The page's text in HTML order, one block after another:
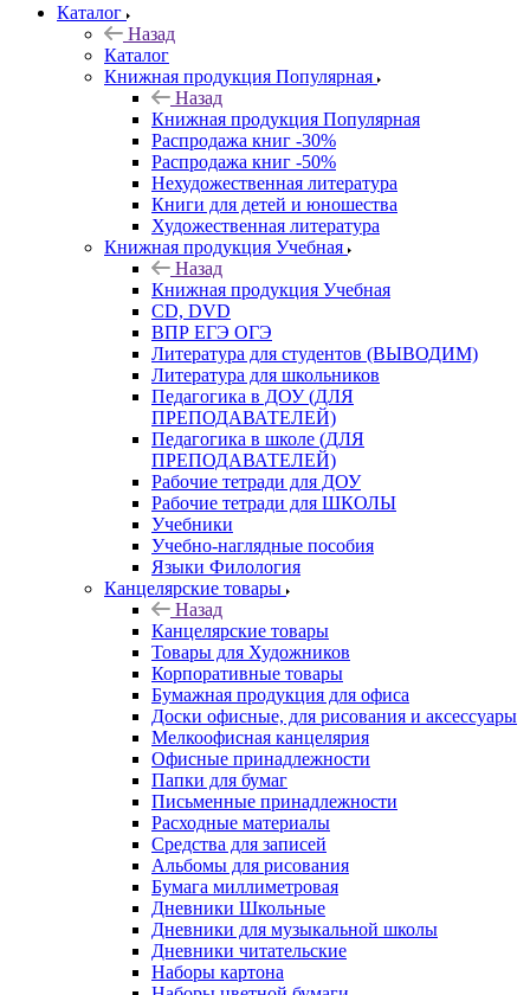
Каталог
Назад
Каталог
Книжная продукция Популярная
Назад
Книжная продукция Популярная
Распродажа книг -30%
Распродажа книг -50%
Нехудожественная литература
Книги для детей и юношества
Художественная литература
Книжная продукция Учебная
Назад
Книжная продукция Учебная
CD, DVD
ВПР ЕГЭ ОГЭ
Литература для студентов (ВЫВОДИМ)
Литература для школьников
Педагогика в ДОУ (ДЛЯ
ПРЕПОДАВАТЕЛЕЙ)
Педагогика в школе (ДЛЯ
ПРЕПОДАВАТЕЛЕЙ)
Рабочие тетради для ДОУ
Рабочие тетради для ШКОЛЫ
Учебники
Учебно-наглядные пособия
Языки Филология
Канцелярские товары
Назад
Канцелярские товары
Товары для Художников
Корпоративные товары
Бумажная продукция для офиса
Доски офисные, для рисования и аксессуары
Мелкоофисная канцелярия
Офисные принадлежности
Папки для бумаг
Письменные принадлежности
Расходные материалы
Средства для записей
Альбомы для рисования
Бумага миллиметровая
Дневники Школьные
Дневники для музыкальной школы
Дневники читательские
Наборы картона